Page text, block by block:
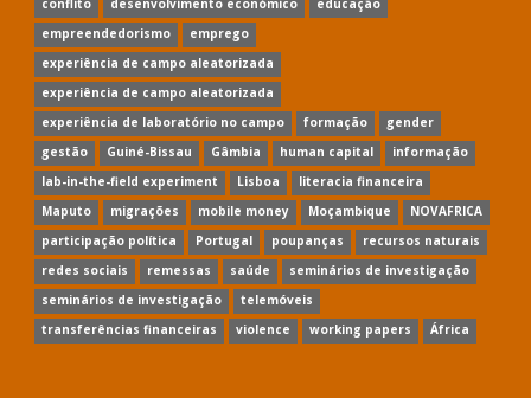
conflito
desenvolvimento económico
educação
empreendedorismo
emprego
experiência de campo aleatorizada
experiência de campo aleatorizada
experiência de laboratório no campo
formação
gender
gestão
Guiné-Bissau Gâmbia human capital
informação
lab-in-the-field experiment
Lisboa
literacia financeira
Maputo
migrações mobile money Moçambique
NOVAFRICA
participação política
Portugal poupanças
recursos naturais
redes sociais
remessas saúde
seminários de investigação
seminários de investigação
telemóveis
transferências financeiras
violence working papers África